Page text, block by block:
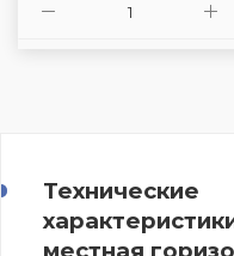
Технические